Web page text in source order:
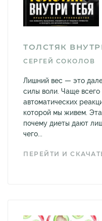
ТОЛСТЯК
СЕРГЕЙ СОКОЛОВ
Лишний вес — это
силы воли. Чаще всего
автоматических
которой мы живем.
почему диеты дают
чего...
ПЕРЕЙТИ И